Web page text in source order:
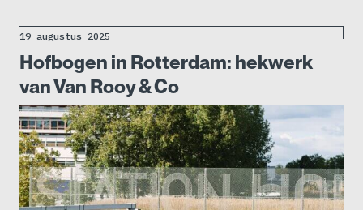
19 augustus 2025
Hofbogen in Rotterdam: hekwerk
van Van Rooy & Co